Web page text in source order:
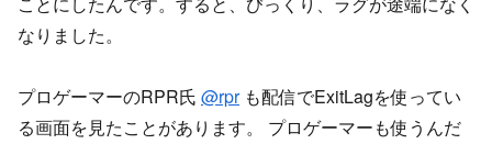
なりました。
プロゲーマーのRPR氏 @rprも配信でExitLagを使ってい
る画面を見たことがあります。 プロゲーマーも使うんだ